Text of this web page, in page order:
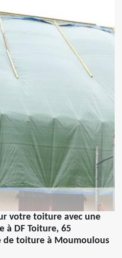
votre toiture avec une
à DF Toiture, 65
de toiture à Moumoulous